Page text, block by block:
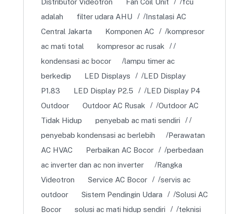
Distributor Videotron
Fan Coil Unit
fcu
adalah
filter udara AHU
Instalasi AC
Central Jakarta
Komponen AC
kompresor
ac mati total
kompresor ac rusak
kondensasi ac bocor
lampu timer ac
berkedip
LED Displays
LED Display
P1.83
LED Display P2.5
LED Display P4
Outdoor
Outdoor AC Rusak
Outdoor AC
Tidak Hidup
penyebab ac mati sendiri
penyebab kondensasi ac berlebih
Perawatan
AC HVAC
Perbaikan AC Bocor
perbedaan
ac inverter dan ac non inverter
Rangka
Videotron
Service AC Bocor
servis ac
outdoor
Sistem Pendingin Udara
Solusi AC
Bocor
solusi ac mati hidup sendiri
teknisi